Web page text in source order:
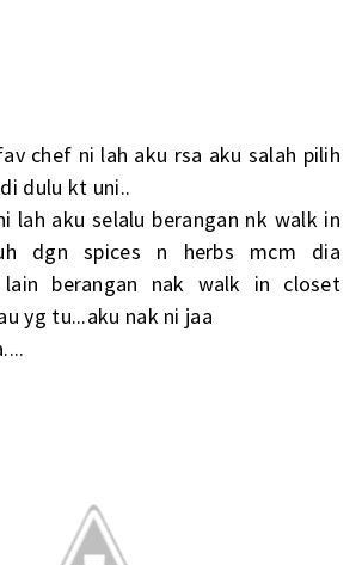
chef ni lah aku rsa aku salah pilih
dulu kt uni..
lah aku selalu berangan nk walk in
dgn spices n herbs mcm dia
lain berangan nak walk in closet
yg tu...aku nak ni jaa